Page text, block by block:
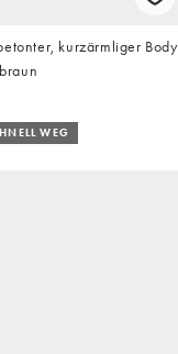
kurzärmliger Body
WEG